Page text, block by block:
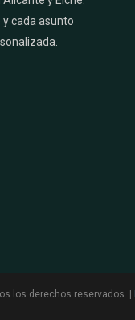
cada asunto
los derechos reservados. |